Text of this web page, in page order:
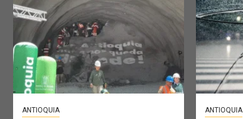
ANTIOQUIA ANTIOQUIA